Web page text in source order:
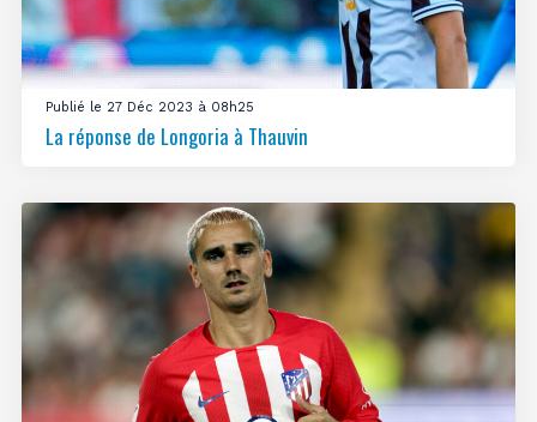
Publié le 27 Déc 2023 à 08h25
La réponse de Longoria à Thauvin